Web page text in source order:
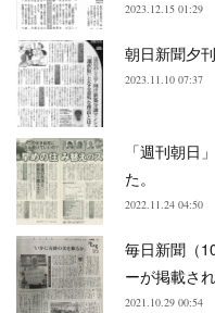
2023.12.15 01:29
朝日新聞夕
2023.11.10 07:37
「週刊朝日
た。
2022.11.24 04:50
毎日新聞（
ーが掲載さ
2021.10.29 00:54